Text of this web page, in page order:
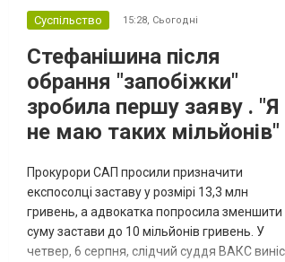
Суспільство 15:28, Сьогодні
Стефанішина після
обрання "запобіжки"
зробила першу заяву . "Я
не маю таких мільйонів"
Прокурори САП просили призначити
експосолці заставу у розмірі 13,3 млн
гривень, а адвокатка попросила зменшити
суму застави до 10 мільйонів гривень. У
четвер, 6 серпня, слідчий суддя ВАКС виніс